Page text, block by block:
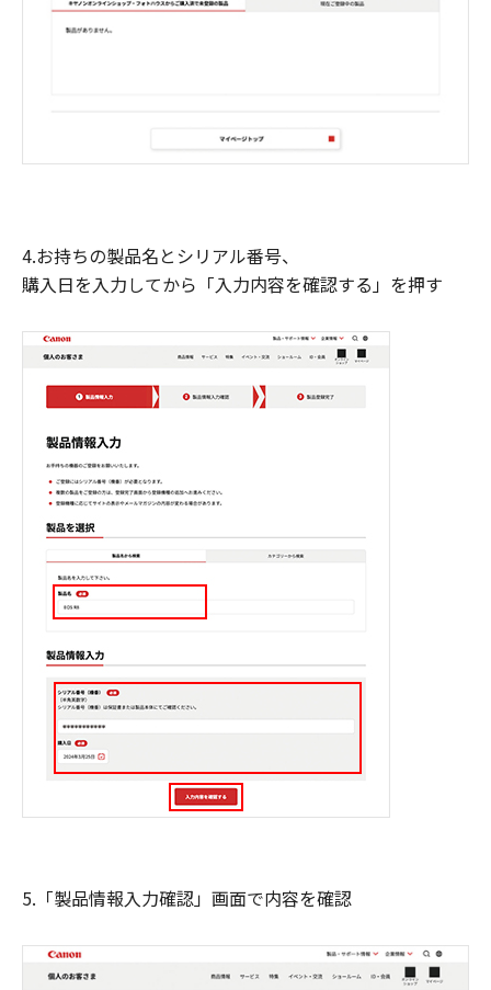
4.お持ちの製品名とシリアル番号、
購入日を入力してから「入力内容を確認する」を押す
5.「製品情報入力確認」画面で内容を確認